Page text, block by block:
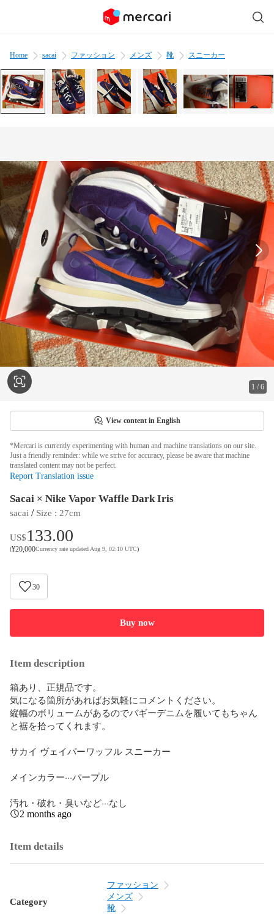
Home sacai ファッション メンズ 靴 スニーカー
1 /6
View content in English
*Mercari is currently experimenting with human and machine translations on our site.
Just a friendly reminder: while we strive for accuracy, please be aware that machine
translated content may not be perfect.
Report Translation issue
Sacai × Nike Vapor Waffle Dark Iris
sacai / Size : 27cm
US$133.00
(¥20,000Currency rate updated Aug 9, 02:10 UTC)
30
Buy now
Item description
箱あり、正規品です。
気になる箇所があればお気軽にコメントください。
縦幅のボリュームがあるのでバギーデニムを履いてもちゃん
と裾を拾ってくれます。
サカイ ヴェイパーワッフル スニーカー
メインカラー···パープル
汚れ・破れ・臭いなど···なし
2 months ago
Item details
Category
ファッション
メンズ
靴